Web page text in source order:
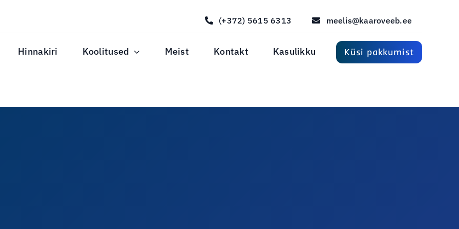
(+372) 5615 6313 meelis@kaaroveeb.ee
Hinnakiri Koolitused Meist Kontakt Kasulikku Küsi pakkumist